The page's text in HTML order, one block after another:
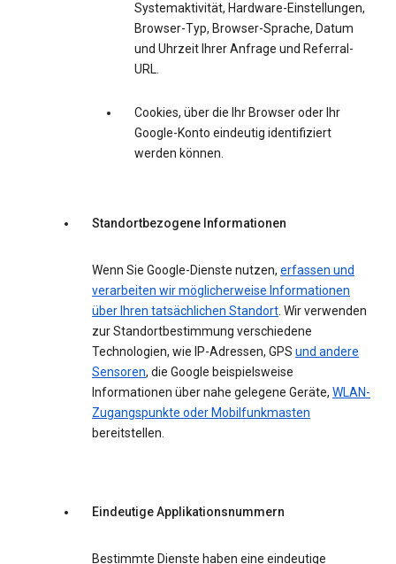
Systemaktivität, Hardware-Einstellungen,
Browser-Typ, Browser-Sprache, Datum
und Uhrzeit Ihrer Anfrage und Referral-
URL.
Cookies, über die Ihr Browser oder Ihr
Google-Konto eindeutig identifiziert
werden können.
Standortbezogene Informationen
Wenn Sie Google-Dienste nutzen, erfassen und
verarbeiten wir möglicherweise Informationen
über Ihren tatsächlichen Standort. Wir verwenden
zur Standortbestimmung verschiedene
Technologien, wie IP-Adressen, GPS und andere
Sensoren, die Google beispielsweise
Informationen über nahe gelegene Geräte, WLAN-
Zugangspunkte oder Mobilfunkmasten
bereitstellen.
Eindeutige Applikationsnummern
Bestimmte Dienste haben eine eindeutige